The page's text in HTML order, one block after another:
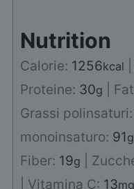
Nutrition
Calorie: 1256kcal
Proteine: 30g
Grassi polinsaturi:
monoinsaturo: 91g
Fiber: 19g
Vitamina C: 13mg